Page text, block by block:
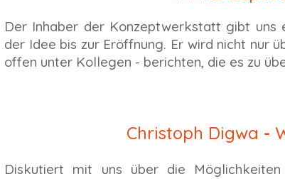
Der Inhaber der Konzeptwerkstatt gibt uns
der Idee bis zur Eröffnung. Er wird nicht nur
offen unter Kollegen - berichten, die es zu
Christoph Digwa -
Diskutiert mit uns über die